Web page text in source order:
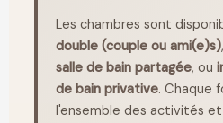
Les chambres sont
double (couple ou ami(e)s),
salle de bain partagée, ou
de bain privative. Chaque
l'ensemble des activités